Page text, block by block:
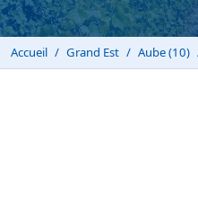
Accueil Grand Est Aube (10)